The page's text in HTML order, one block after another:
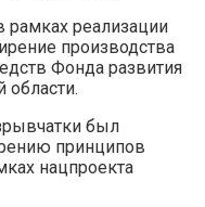
рамках реализации
производства
Фонда развития
был
принципов
нацпроекта